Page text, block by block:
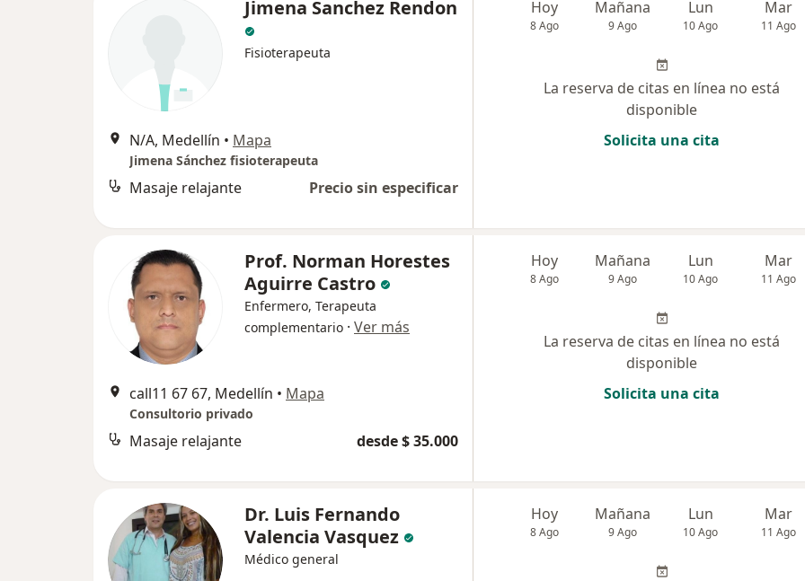
Jimena Sanchez Rendon
Fisioterapeuta
N/A, Medellín • Mapa
Jimena Sánchez fisioterapeuta
Masaje relajante Precio sin especificar
Hoy
8 Ago
Mañana
9 Ago
Lun
10 Ago
Mar
11 Ago
La reserva de citas en línea no está
disponible
Solicita una cita
Prof. Norman Horestes
Aguirre Castro
Enfermero, Terapeuta
complementario · Ver más
call11 67 67, Medellín • Mapa
Consultorio privado
Masaje relajante desde $ 35.000
Hoy
8 Ago
Mañana
9 Ago
Lun
10 Ago
Mar
11 Ago
La reserva de citas en línea no está
disponible
Solicita una cita
Dr. Luis Fernando
Valencia Vasquez
Médico general
Hoy
8 Ago
Mañana
9 Ago
Lun
10 Ago
Mar
11 Ago